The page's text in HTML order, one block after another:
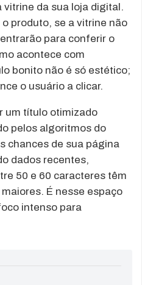
vitrine da sua loja digital.
produto, se a vitrine não
para conferir o
acontece com
bonito não é só estético;
o usuário a clicar.
um título otimizado
pelos algoritmos do
chances de sua página
dados recentes,
50 e 60 caracteres têm
É nesse espaço
intenso para